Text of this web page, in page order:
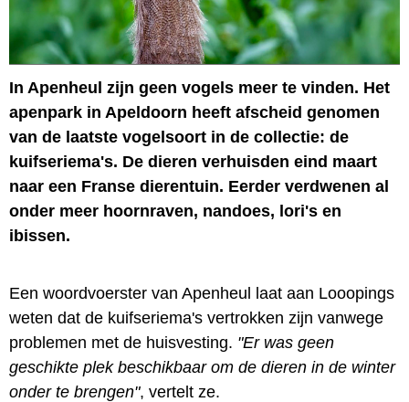
In Apenheul zijn geen vogels meer te vinden. Het
apenpark in Apeldoorn heeft afscheid genomen
van de laatste vogelsoort in de collectie: de
kuifseriema's. De dieren verhuisden eind maart
naar een Franse dierentuin. Eerder verdwenen al
onder meer hoornraven, nandoes, lori's en
ibissen.
Een woordvoerster van Apenheul laat aan Looopings
weten dat de kuifseriema's vertrokken zijn vanwege
problemen met de huisvesting. "Er was geen
geschikte plek beschikbaar om de dieren in de winter
onder te brengen", vertelt ze.